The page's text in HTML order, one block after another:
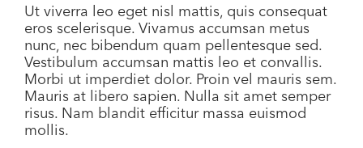
Ut viverra leo eget nisl mattis, quis consequat
eros scelerisque. Vivamus accumsan metus
nunc, nec bibendum quam pellentesque sed.
Vestibulum accumsan mattis leo et convallis.
Morbi ut imperdiet dolor. Proin vel mauris sem.
Mauris at libero sapien. Nulla sit amet semper
risus. Nam blandit efficitur massa euismod
mollis.